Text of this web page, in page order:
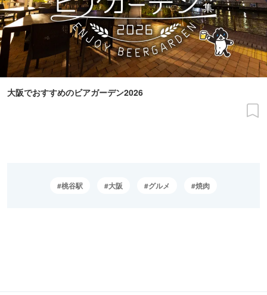
大阪でおすすめのビアガーデン2026
桃谷駅 大阪 グルメ 焼肉